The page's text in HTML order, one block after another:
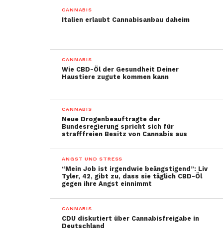
CANNABIS
Italien erlaubt Cannabisanbau daheim
CANNABIS
Wie CBD-Öl der Gesundheit Deiner
Haustiere zugute kommen kann
CANNABIS
Neue Drogenbeauftragte der
Bundesregierung spricht sich für
strafffreien Besitz von Cannabis aus
ANGST UND STRESS
“Mein Job ist irgendwie beängstigend”: Liv
Tyler, 42, gibt zu, dass sie täglich CBD-Öl
gegen ihre Angst einnimmt
CANNABIS
CDU diskutiert über Cannabisfreigabe in
Deutschland